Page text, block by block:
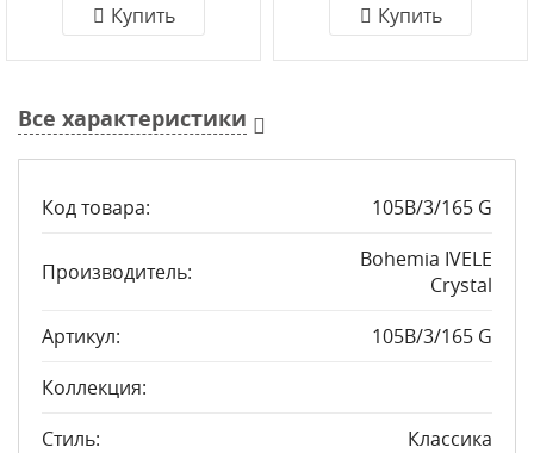
Купить Купить
Все характеристики
Код товара: 105B/3/165 G
Производитель:
Bohemia IVELE
Crystal
Артикул:
105B/3/165 G
Коллекция:
Стиль:
Классика